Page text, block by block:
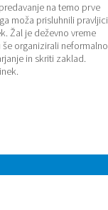
na temo prve
moža prisluhnili pravljici
Žal je deževno vreme
organizirali neformalno
in skriti zaklad.